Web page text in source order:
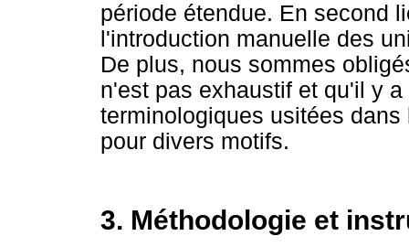
période étendue. En second
l'introduction manuelle des
De plus, nous sommes
n'est pas exhaustif et qu'il y
terminologiques usitées
pour divers motifs.
3. Méthodologie et